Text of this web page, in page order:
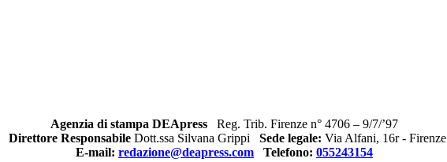
Agenzia di stampa DEApress Reg. Trib. Firenze n° 4706 – 9/7/’97
Direttore Responsabile Dott.ssa Silvana Grippi Sede legale: Via Alfani, 16r - Firenze
E-mail: redazione@deapress.com Telefono: 055243154